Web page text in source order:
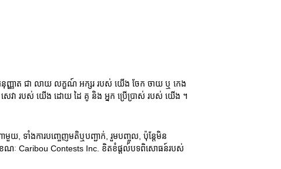
ញ្ញាត ជា លាយ លក្ខណ៍ អក្សរ របស់ យើង ចែក ចាយ ឬ កេង
េវា របស់ យើង ដោយ ដៃ គូ និង អ្នក ប្រើប្រាស់ របស់ យើង ។
មួយ, ទាំងការបញ្ចេញមតិឬបញ្ជាក់, រួមបញ្ចូល, ប៉ុន្តែមិន
ៈ Caribou Contests Inc. ខិតខំផ្តល់បទពិសោធន៍របស់